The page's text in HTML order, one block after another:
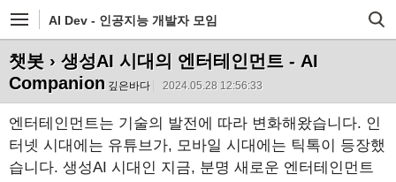
AI Dev - 인공지능 개발자 모임
챗봇 › 생성AI 시대의 엔터테인먼트 - AI
Companion 깊은바다 2024.05.28 12:56:33
엔터테인먼트는 기술의 발전에 따라 변화해왔습니다. 인
터넷 시대에는 유튜브가, 모바일 시대에는 틱톡이 등장했
습니다. 생성AI 시대인 지금, 분명 새로운 엔터테인먼트